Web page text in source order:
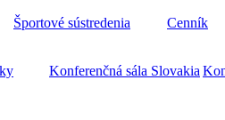
Športové sústredenia
Cenník
Konferenčná sála Slovakia